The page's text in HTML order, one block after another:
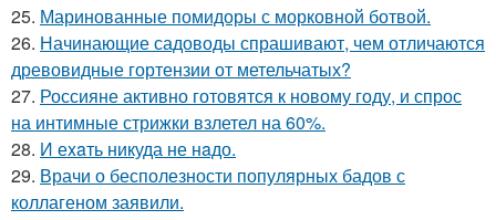
25. Маринованные помидоры с морковной ботвой.
26. Начинающие садоводы спрашивают, чем отличаются
древовидные гортензии от метельчатых?
27. Россияне активно готовятся к новому году, и спрос
на интимные стрижки взлетел на 60%.
28. И еxaть никуда не нaдо.
29. Врачи о бесполезности популярных бадов с
коллагеном заявили.